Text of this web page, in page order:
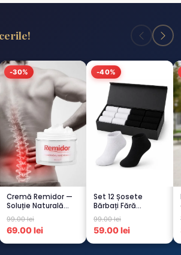
-30%
Cremă Remidor —
Soluție Naturală
pentru Dureri de
Spate...
99.00 lei
69.00 lei
-40%
Set 12 Șosete
Bărbați Fără
Cusături – 6 Albe +
6 Negre...
99.00 lei
59.00 lei